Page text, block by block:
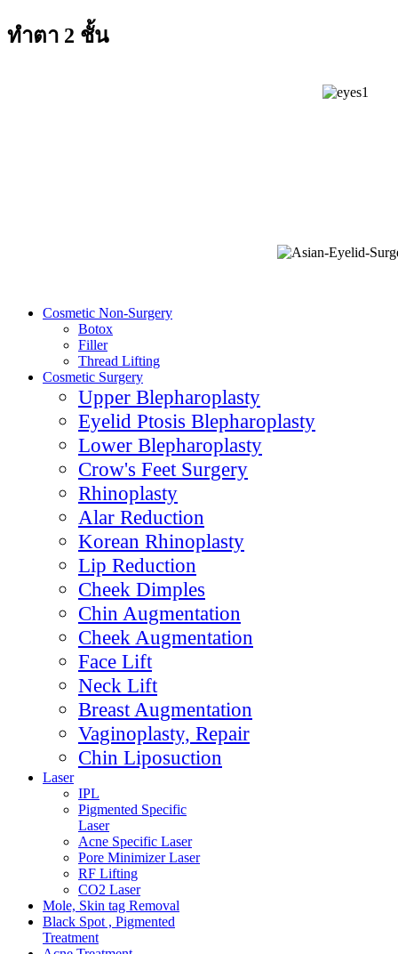
ทำตา 2 ชั้น
Cosmetic Non-Surgery
Botox
Filler
Thread Lifting
Cosmetic Surgery
Upper Blepharoplasty
Eyelid Ptosis Blepharoplasty
Lower Blepharoplasty
Crow's Feet Surgery
Rhinoplasty
Alar Reduction
Korean Rhinoplasty
Lip Reduction
Cheek Dimples
Chin Augmentation
Cheek Augmentation
Face Lift
Neck Lift
Breast Augmentation
Vaginoplasty, Repair
Chin Liposuction
Laser
IPL
Pigmented Specific
Laser
Acne Specific Laser
Pore Minimizer Laser
RF Lifting
CO2 Laser
Mole, Skin tag Removal
Black Spot , Pigmented
Treatment